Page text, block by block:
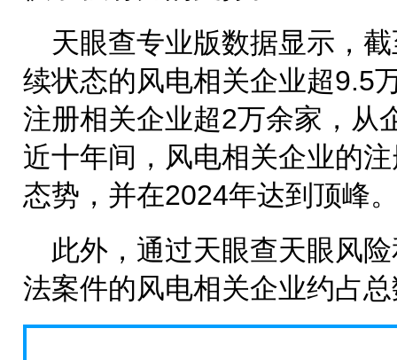
天眼查专业版数据显示，
续状态的风电相关企业超9.5
注册相关企业超2万余家，从
近十年间，风电相关企业的
态势，并在2024年达到顶峰
此外，通过天眼查天眼风
法案件的风电相关企业约占